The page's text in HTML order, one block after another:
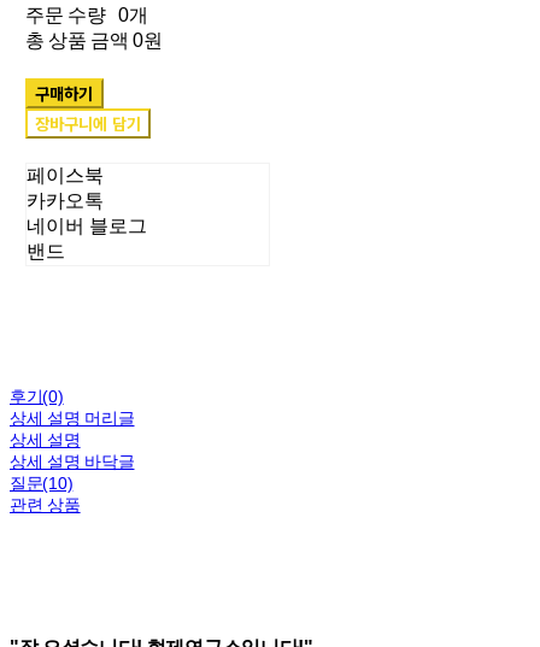
주문 수량
0개
총 상품 금액 0원
구매하기
장바구니에 담기
페이스북
카카오톡
네이버 블로그
밴드
후기(0)
상세 설명 머리글
상세 설명
상세 설명 바닥글
질문(10)
관련 상품